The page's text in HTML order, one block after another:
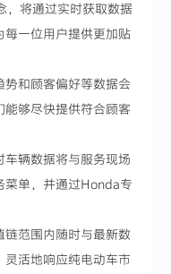
将通过实时获取数据
每一位用户提供更加贴
和顾客偏好等数据会
够尽快提供符合顾客
辆数据将与服务现场
菜单，并通过Honda专
范围内随时与最新数
灵活地响应纯电动车市